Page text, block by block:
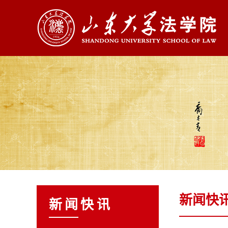
新闻快讯 新闻快